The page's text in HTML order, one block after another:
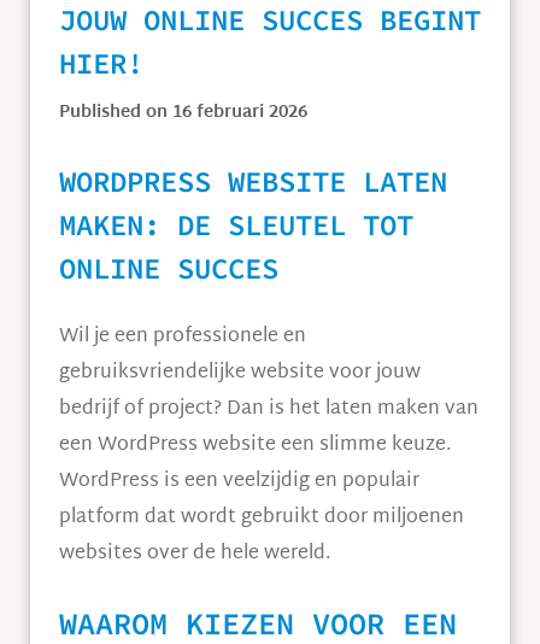
JOUW ONLINE SUCCES BEGINT
HIER!
Published on 16 februari 2026
WORDPRESS WEBSITE LATEN
MAKEN: DE SLEUTEL TOT
ONLINE SUCCES
Wil je een professionele en
gebruiksvriendelijke website voor jouw
bedrijf of project? Dan is het laten maken van
een WordPress website een slimme keuze.
WordPress is een veelzijdig en populair
platform dat wordt gebruikt door miljoenen
websites over de hele wereld.
WAAROM KIEZEN VOOR EEN